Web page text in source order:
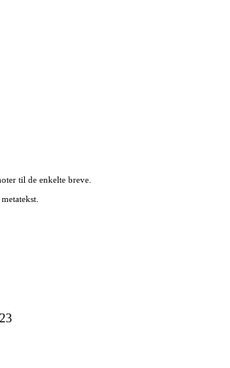
til de enkelte breve.